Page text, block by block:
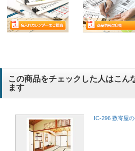
この商品をチェックした人はこん
ます
IC-296 数寄屋